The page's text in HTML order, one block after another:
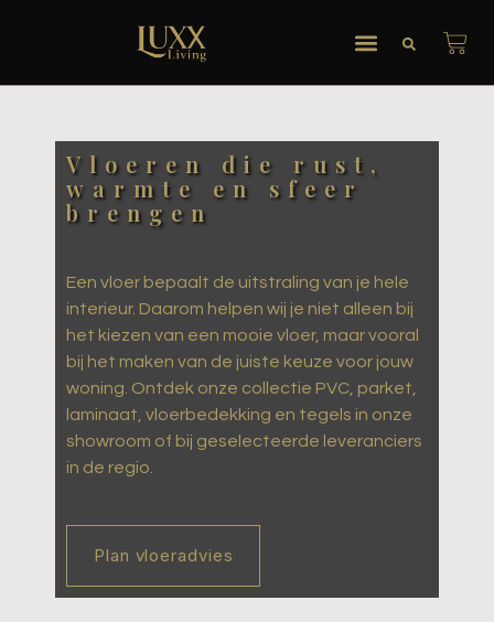
Vloeren die rust,
warmte en sfeer
brengen
Een vloer bepaalt de uitstraling van je hele
interieur. Daarom helpen wij je niet alleen bij
het kiezen van een mooie vloer, maar vooral
bij het maken van de juiste keuze voor jouw
woning. Ontdek onze collectie PVC, parket,
laminaat, vloerbedekking en tegels in onze
showroom of bij geselecteerde leveranciers
in de regio.
Plan vloeradvies